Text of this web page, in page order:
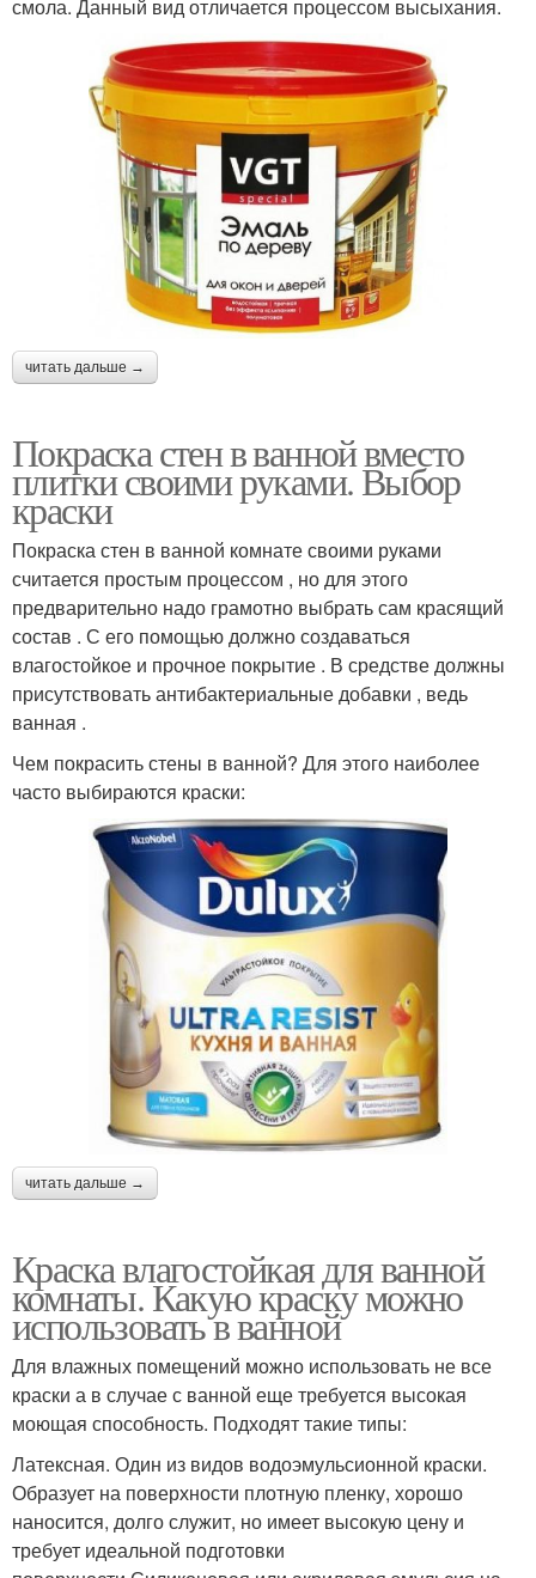
смола. Данный вид отличается процессом высыхания.
читать дальше →
Покраска стен в ванной вместо
плитки своими руками. Выбор
краски
Покраска стен в ванной комнате своими руками
считается простым процессом , но для этого
предварительно надо грамотно выбрать сам красящий
состав . С его помощью должно создаваться
влагостойкое и прочное покрытие . В средстве должны
присутствовать антибактериальные добавки , ведь
ванная .
Чем покрасить стены в ванной? Для этого наиболее
часто выбираются краски:
читать дальше →
Краска влагостойкая для ванной
комнаты. Какую краску можно
использовать в ванной
Для влажных помещений можно использовать не все
краски а в случае с ванной еще требуется высокая
моющая способность. Подходят такие типы:
Латексная. Один из видов водоэмульсионной краски.
Образует на поверхности плотную пленку, хорошо
наносится, долго служит, но имеет высокую цену и
требует идеальной подготовки